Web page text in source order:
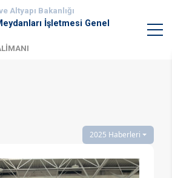
Altyapı Bakanlığı
İşletmesi Genel
2025 Haberleri